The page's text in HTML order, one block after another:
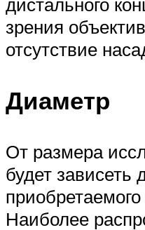
зрения
отсутствие
Диаметр
От размера
будет зависеть
Наиболее